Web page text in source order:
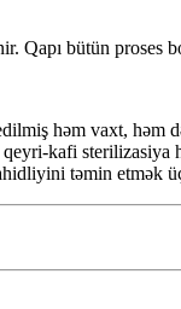
Qapı bütün proses
həm vaxt, həm
kafi sterilizasiya
təmin etmək